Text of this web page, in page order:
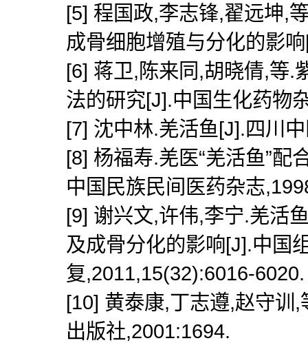
[5] 程国政,李志锋,翟远坤,
成骨细胞增殖与分化的影
[6] 蒋卫,陈来同,胡晓倩,等.
法的研究[J].中国生化药物
[7] 沈中林.羌活鱼[J].四川
[8] 杨福寿.羌医“羌活鱼”配
中国民族民间医药杂志
[9] 谢兴文,许伟,李宁.羌活
及成骨分化的影响[J].中国
复,2011,15(32):6016-6020.
[10] 黄泰康,丁志遵,赵守训
出版社,2001:1694.